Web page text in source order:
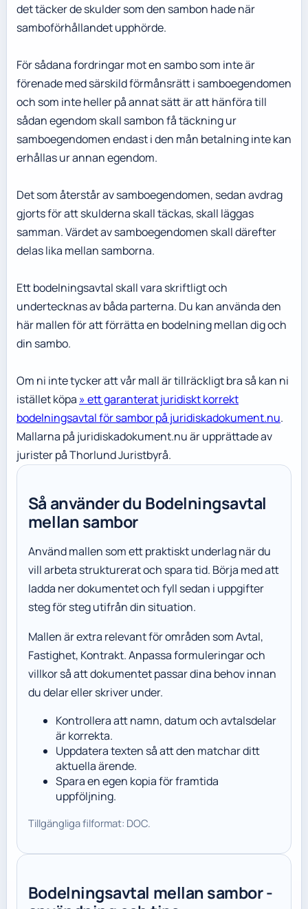
det täcker de skulder som den sambon hade när
samboförhållandet upphörde.
För sådana fordringar mot en sambo som inte är
förenade med särskild förmånsrätt i samboegendomen
och som inte heller på annat sätt är att hänföra till
sådan egendom skall sambon få täckning ur
samboegendomen endast i den mån betalning inte kan
erhållas ur annan egendom.
Det som återstår av samboegendomen, sedan avdrag
gjorts för att skulderna skall täckas, skall läggas
samman. Värdet av samboegendomen skall därefter
delas lika mellan samborna.
Ett bodelningsavtal skall vara skriftligt och
undertecknas av båda parterna. Du kan använda den
här mallen för att förrätta en bodelning mellan dig och
din sambo.
Om ni inte tycker att vår mall är tillräckligt bra så kan ni
istället köpa » ett garanterat juridiskt korrekt
bodelningsavtal för sambor på juridiskadokument.nu.
Mallarna på juridiskadokument.nu är upprättade av
jurister på Thorlund Juristbyrå.
Så använder du Bodelningsavtal
mellan sambor
Använd mallen som ett praktiskt underlag när du
vill arbeta strukturerat och spara tid. Börja med att
ladda ner dokumentet och fyll sedan i uppgifter
steg för steg utifrån din situation.
Mallen är extra relevant för områden som Avtal,
Fastighet, Kontrakt. Anpassa formuleringar och
villkor så att dokumentet passar dina behov innan
du delar eller skriver under.
Kontrollera att namn, datum och avtalsdelar
är korrekta.
Uppdatera texten så att den matchar ditt
aktuella ärende.
Spara en egen kopia för framtida
uppföljning.
Tillgängliga filformat: DOC.
Bodelningsavtal mellan sambor -